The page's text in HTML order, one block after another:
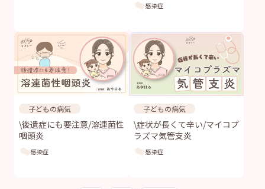
感染症
子どもの病気
\後遺症にも要注意/溶連菌性
咽頭炎
感染症
子どもの病気
\症状が長くて辛い/マイコプ
ラズマ気管支炎
感染症